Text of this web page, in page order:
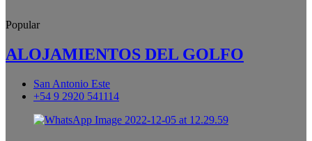
Popular
ALOJAMIENTOS DEL GOLFO
San Antonio Este
+54 9 2920 541114